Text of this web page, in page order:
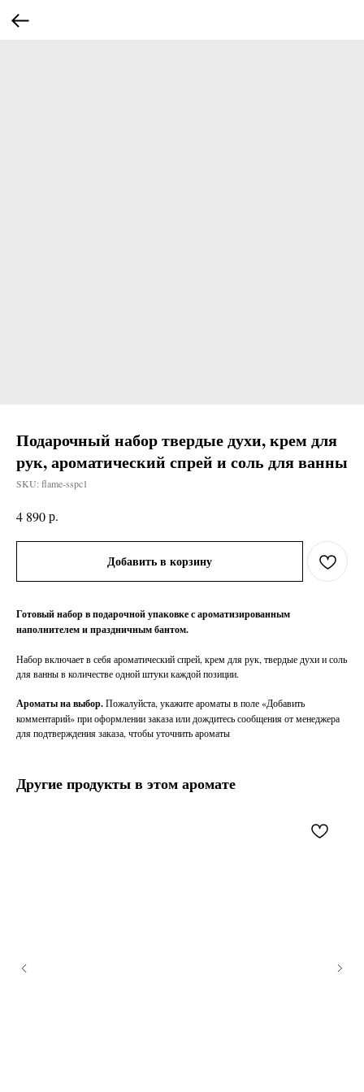
Подарочный набор твердые духи, крем для
рук, ароматический спрей и соль для ванны
SKU: flame-sspc1
4 890р.
Добавить в корзину
Готовый набор в подарочной упаковке с ароматизированным
наполнителем и праздничным бантом.
Набор включает в себя ароматический спрей, крем для рук, твердые духи и соль
для ванны в количестве одной штуки каждой позиции.
Ароматы на выбор.Пожалуйста, укажите ароматы в поле «Добавить
комментарий» при оформлении заказа или дождитесь сообщения от менеджера
для подтверждения заказа, чтобы уточнить ароматы
Другие продукты в этом аромате